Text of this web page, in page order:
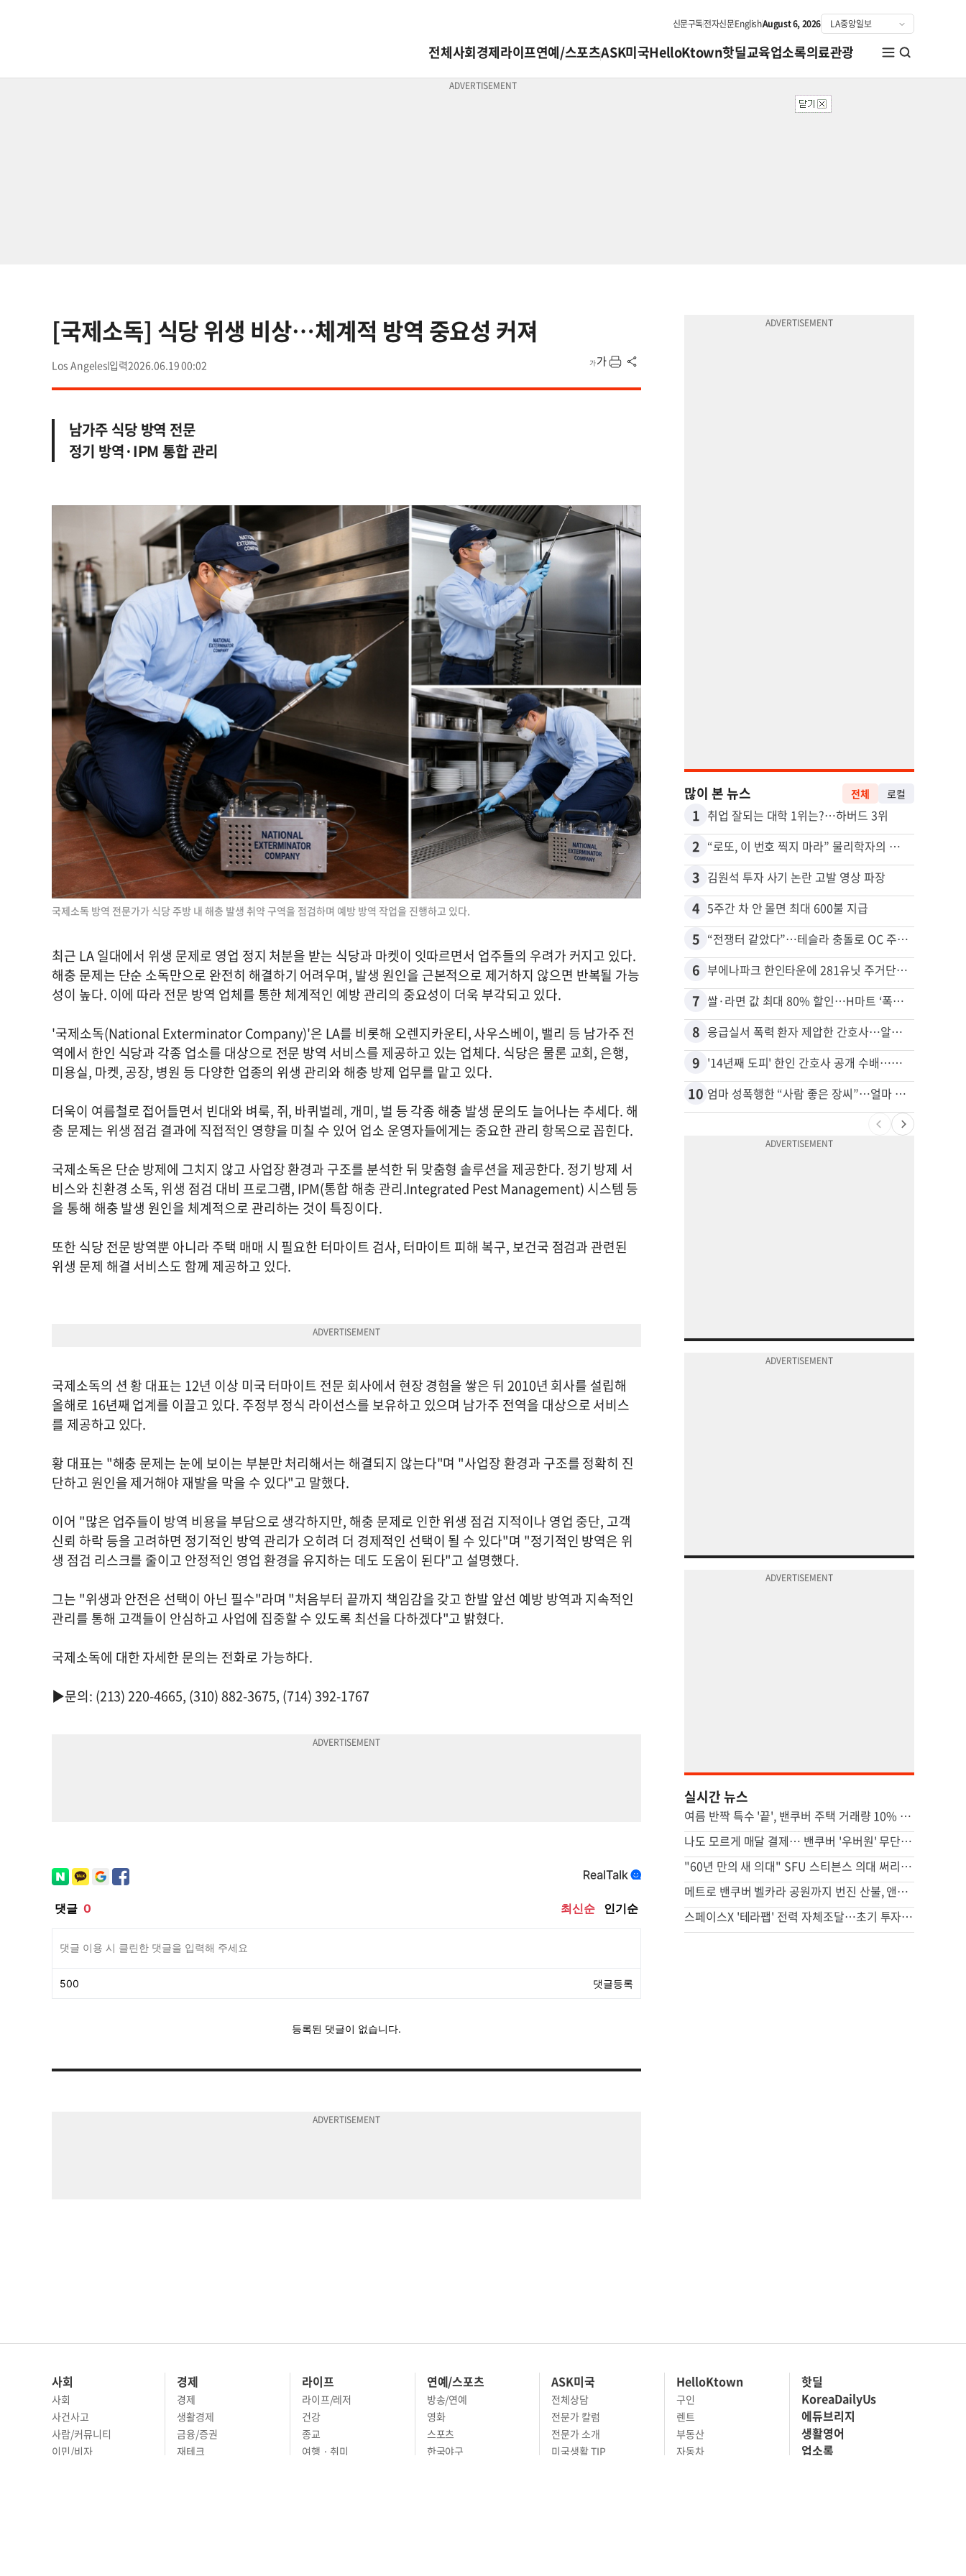
신문구독전자신문EnglishAugust 6, 2026
전체사회경제라이프연예/스포츠ASK미국HelloKtown핫딜교육업소록의료관광
[국제소독] 식당 위생 비상…체계적 방역 중요성 커져
Los Angeles 2026.06.19 00:02
남가주 식당 방역 전문
정기 방역·IPM 통합 관리
국제소독 방역 전문가가 식당 주방 내 해충 발생 취약 구역을 점검하며 예방 방역 작업을 진행하고 있다.
최근 LA 일대에서 위생 문제로 영업 정지 처분을 받는 식당과 마켓이 잇따르면서 업주들의 우려가 커지고 있다.
해충 문제는 단순 소독만으로 완전히 해결하기 어려우며, 발생 원인을 근본적으로 제거하지 않으면 반복될 가능
성이 높다. 이에 따라 전문 방역 업체를 통한 체계적인 예방 관리의 중요성이 더욱 부각되고 있다.
'국제소독(National Exterminator Company)'은 LA를 비롯해 오렌지카운티, 사우스베이, 밸리 등 남가주 전
역에서 한인 식당과 각종 업소를 대상으로 전문 방역 서비스를 제공하고 있는 업체다. 식당은 물론 교회, 은행,
미용실, 마켓, 공장, 병원 등 다양한 업종의 위생 관리와 해충 방제 업무를 맡고 있다.
더욱이 여름철로 접어들면서 빈대와 벼룩, 쥐, 바퀴벌레, 개미, 벌 등 각종 해충 발생 문의도 늘어나는 추세다. 해
충 문제는 위생 점검 결과에 직접적인 영향을 미칠 수 있어 업소 운영자들에게는 중요한 관리 항목으로 꼽힌다.
국제소독은 단순 방제에 그치지 않고 사업장 환경과 구조를 분석한 뒤 맞춤형 솔루션을 제공한다. 정기 방제 서
비스와 친환경 소독, 위생 점검 대비 프로그램, IPM(통합 해충 관리.Integrated Pest Management) 시스템 등
을 통해 해충 발생 원인을 체계적으로 관리하는 것이 특징이다.
또한 식당 전문 방역뿐 아니라 주택 매매 시 필요한 터마이트 검사, 터마이트 피해 복구, 보건국 점검과 관련된
위생 문제 해결 서비스도 함께 제공하고 있다.
국제소독의 션 황 대표는 12년 이상 미국 터마이트 전문 회사에서 현장 경험을 쌓은 뒤 2010년 회사를 설립해
올해로 16년째 업계를 이끌고 있다. 주정부 정식 라이선스를 보유하고 있으며 남가주 전역을 대상으로 서비스
를 제공하고 있다.
황 대표는 "해충 문제는 눈에 보이는 부분만 처리해서는 해결되지 않는다"며 "사업장 환경과 구조를 정확히 진
단하고 원인을 제거해야 재발을 막을 수 있다"고 말했다.
이어 "많은 업주들이 방역 비용을 부담으로 생각하지만, 해충 문제로 인한 위생 점검 지적이나 영업 중단, 고객
신뢰 하락 등을 고려하면 정기적인 방역 관리가 오히려 더 경제적인 선택이 될 수 있다"며 "정기적인 방역은 위
생 점검 리스크를 줄이고 안정적인 영업 환경을 유지하는 데도 도움이 된다"고 설명했다.
그는 "위생과 안전은 선택이 아닌 필수"라며 "처음부터 끝까지 책임감을 갖고 한발 앞선 예방 방역과 지속적인
관리를 통해 고객들이 안심하고 사업에 집중할 수 있도록 최선을 다하겠다"고 밝혔다.
국제소독에 대한 자세한 문의는 전화로 가능하다.
▶문의: (213) 220-4665, (310) 882-3675, (714) 392-1767
많이 본 뉴스 전체 로컬
1 취업 잘되는 대학 1위는?…하버드 3위
2 “로또, 이 번호 찍지 마라” 물리학자의 당첨금 높이는 비밀
3 김원석 투자 사기 논란 고발 영상 파장
4 5주간 차 안 몰면 최대 600불 지급
5 “전쟁터 같았다”…테슬라 충돌로 OC 주택 4채 파손
6 부에나파크 한인타운에 281유닛 주거단지 들어선다
7 쌀·라면 값 최대 80% 할인…H마트 ‘폭탄 세일’
8 응급실서 폭력 환자 제압한 간호사…알고 보니
9 '14년째 도피' 한인 간호사 공개 수배…메디케어 사기 유죄
10 엄마 성폭행한 “사람 좋은 장씨”…얼마 뒤 딸 배도 불러왔다
실시간 뉴스
여름 반짝 특수 '끝', 밴쿠버 주택 거래량 10% '뚝'
나도 모르게 매달 결제… 밴쿠버 '우버원' 무단 가입 논란
"60년 만의 새 의대" SFU 스티븐스 의대 써리서 첫발
메트로 밴쿠버 벨카라 공원까지 번진 산불, 앤모어 주민 대피
스페이스X '테라팹' 전력 자체조달…초기 투자 24조원
사회
사회
사건사고
사람/커뮤니티
이민/비자
경제
경제
생활경제
금융/증권
재테크
라이프
라이프/레저
건강
종교
여행 · 취미
연예/스포츠
방송/연예
영화
스포츠
한국야구
ASK미국
전체상담
전문가 칼럼
전문가 소개
미국생활 TIP
HelloKtown
구인
렌트
부동산
자동차
핫딜
KoreaDailyUs
에듀브리지
생활영어
업소록